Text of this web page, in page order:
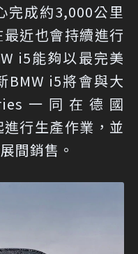
成約3,000公里
近也會持續進行
i5能夠以最完美
BMW i5將會與大
一同在德國
行生產作業，並
間銷售。